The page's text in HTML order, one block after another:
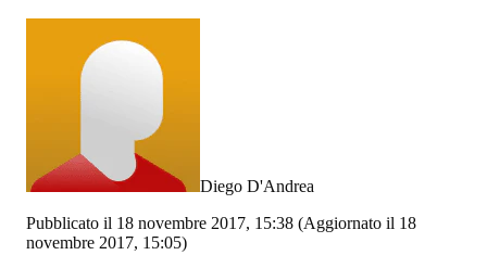
Diego D'Andrea
Pubblicato il 18 novembre 2017, 15:38 (Aggiornato il 18
novembre 2017, 15:05)